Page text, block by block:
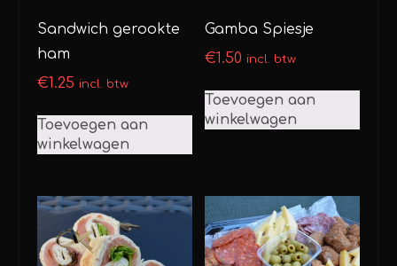
Sandwich gerookte
ham
€1.25 incl. btw
Toevoegen aan
winkelwagen
Gamba Spiesje
€1.50 incl. btw
Toevoegen aan
winkelwagen